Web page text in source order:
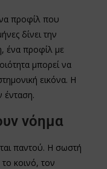
προφίλ που
δίνει την
ένα προφίλ με
μπορεί να
εικόνα. Η
ένταση.
νόημα
παντού. Η σωστή
το κοινό, τον